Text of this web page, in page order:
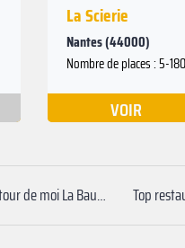
La Scierie
Nantes (44000)
Nombre de places : 5-
VOIR
Restaurant terrasse autour de moi La Baule-Escoublac Top